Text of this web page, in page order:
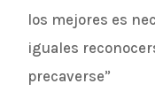
los mejores es
iguales
precaverse”